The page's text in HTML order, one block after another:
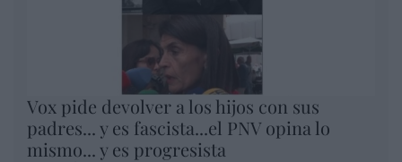
Vox pide devolver a los hijos con sus
padres... y es fascista...el PNV opina lo
mismo... y es progresista